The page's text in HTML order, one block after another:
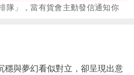
隊」，當有貨會主動發信通知你
穩與夢幻看似對立，卻呈現出意